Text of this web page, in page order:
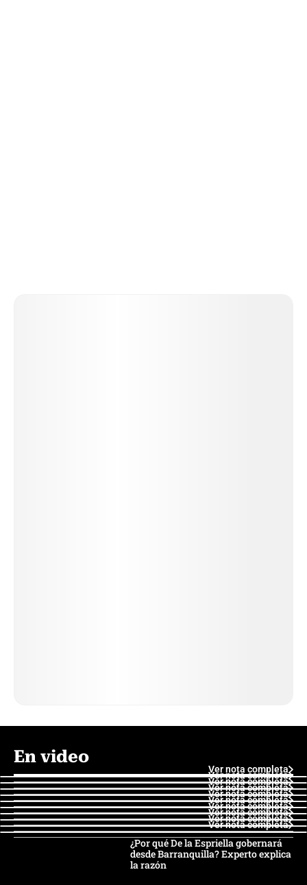
En video
Ver nota completa
Ver nota completa
Ver nota completa
Ver nota completa
Ver nota completa
Ver nota completa
Ver nota completa
Ver nota completa
Ver nota completa
Ver nota completa
¿Por qué De la Espriella gobernará
desde Barranquilla? Experto explica
la razón